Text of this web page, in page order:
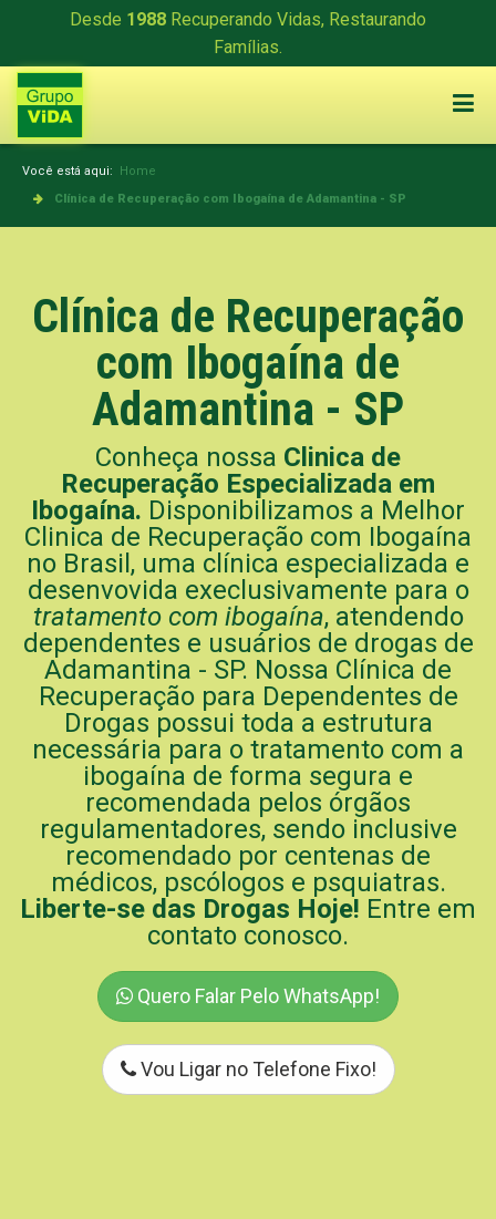
Desde 1988 Recuperando Vidas, Restaurando
Famílias.
Você está aqui: Home
Clínica de Recuperação com Ibogaína de Adamantina - SP
Clínica de Recuperação
com Ibogaína de
Adamantina - SP
Conheça nossa Clinica de
Recuperação Especializada em
Ibogaína. Disponibilizamos a Melhor
Clinica de Recuperação com Ibogaína
no Brasil, uma clínica especializada e
desenvovida execlusivamente para o
tratamento com ibogaína, atendendo
dependentes e usuários de drogas de
Adamantina - SP. Nossa Clínica de
Recuperação para Dependentes de
Drogas possui toda a estrutura
necessária para o tratamento com a
ibogaína de forma segura e
recomendada pelos órgãos
regulamentadores, sendo inclusive
recomendado por centenas de
médicos, pscólogos e psquiatras.
Liberte-se das Drogas Hoje! Entre em
contato conosco.
Quero Falar Pelo WhatsApp!
Vou Ligar no Telefone Fixo!